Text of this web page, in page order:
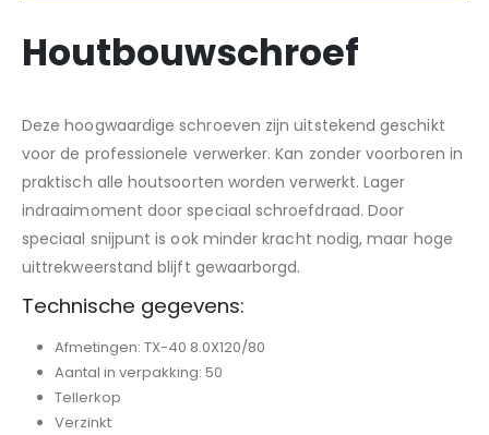
Houtbouwschroef
Deze hoogwaardige schroeven zijn uitstekend geschikt
voor de professionele verwerker. Kan zonder voorboren in
praktisch alle houtsoorten worden verwerkt. Lager
indraaimoment door speciaal schroefdraad. Door
speciaal snijpunt is ook minder kracht nodig, maar hoge
uittrekweerstand blijft gewaarborgd.
Technische gegevens:
Afmetingen: TX-40 8.0X120/80
Aantal in verpakking: 50
Tellerkop
Verzinkt